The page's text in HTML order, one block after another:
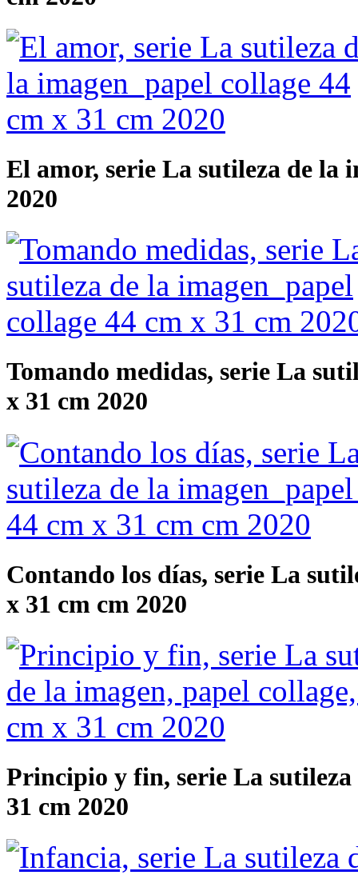
El amor, serie La sutileza de la
2020
Tomando medidas, serie La
x 31 cm 2020
Contando los días, serie La
x 31 cm cm 2020
Principio y fin, serie La sutileza
31 cm 2020